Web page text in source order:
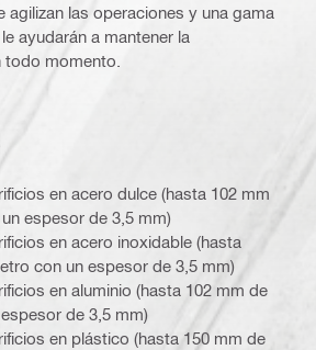
agilizan las operaciones y una gama
ayudarán a mantener la
momento.
en acero dulce (hasta 102 mm
espesor de 3,5 mm)
en acero inoxidable (hasta
con un espesor de 3,5 mm)
en aluminio (hasta 102 mm de
de 3,5 mm)
en plástico (hasta 150 mm de